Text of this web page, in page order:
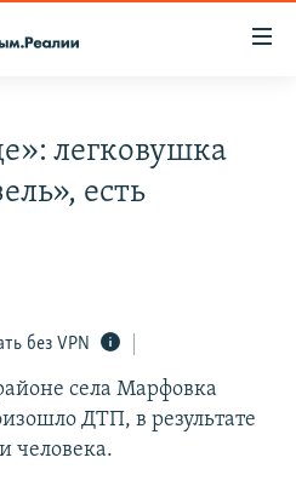
ИСТОРИЙ СОПРОТИВЛЕНИЯ
легковушка
есть
без VPN
села Марфовка
ДТП, в результате
человека.